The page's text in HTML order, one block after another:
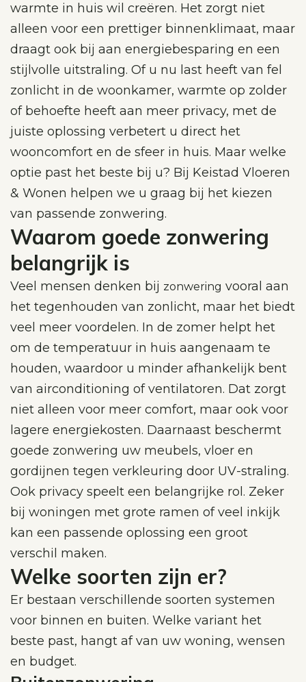
warmte in huis wil creëren. Het zorgt niet
alleen voor een prettiger binnenklimaat, maar
draagt ook bij aan energiebesparing en een
stijlvolle uitstraling. Of u nu last heeft van fel
zonlicht in de woonkamer, warmte op zolder
of behoefte heeft aan meer privacy, met de
juiste oplossing verbetert u direct het
wooncomfort en de sfeer in huis. Maar welke
optie past het beste bij u? Bij Keistad Vloeren
& Wonen helpen we u graag bij het kiezen
van passende zonwering.
Waarom goede zonwering
belangrijk is
Veel mensen denken bij zonwering vooral aan
het tegenhouden van zonlicht, maar het biedt
veel meer voordelen. In de zomer helpt het
om de temperatuur in huis aangenaam te
houden, waardoor u minder afhankelijk bent
van airconditioning of ventilatoren. Dat zorgt
niet alleen voor meer comfort, maar ook voor
lagere energiekosten. Daarnaast beschermt
goede zonwering uw meubels, vloer en
gordijnen tegen verkleuring door UV-straling.
Ook privacy speelt een belangrijke rol. Zeker
bij woningen met grote ramen of veel inkijk
kan een passende oplossing een groot
verschil maken.
Welke soorten zijn er?
Er bestaan verschillende soorten systemen
voor binnen en buiten. Welke variant het
beste past, hangt af van uw woning, wensen
en budget.